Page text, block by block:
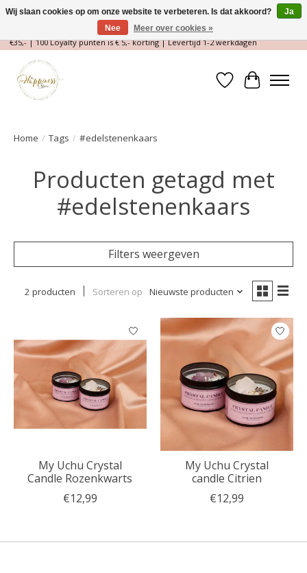
Magische Conceptstore, Edelstenen & Spirituele winkel | Gratis verzending >
€35,- | 100 Loyalty punten is € 5,- korting | Levertijd 1-2 werkdagen
Verlanglijst
Home / Tags / #edelstenenkaars
Producten getagd met
#edelstenenkaars
Filters weergeven
2 producten Sorteren op Nieuwste producten
My Uchu Crystal
Candle Rozenkwarts
€12,99
My Uchu Crystal
candle Citrien
€12,99
Wij slaan cookies op om onze website te verbeteren. Is dat akkoord?
Ja
Nee
Meer over cookies »